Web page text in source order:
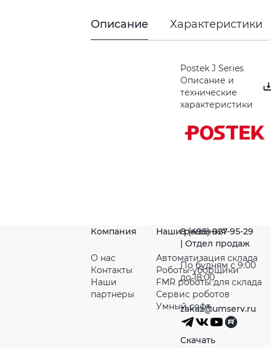
Описание Характеристики
Postek J Series
Описание и
технические
характеристики
Компания
О нас
Контакты
Наши
партнeры
Наши решения
Автоматизация склада
Роботы-уборщики
FMR роботы для склада
Сервис роботов
Умный софт
8 (495) 927-95-29
| Отдел продаж
По будням с 9:00
до 18:00
zakaz@umserv.ru
Скачать